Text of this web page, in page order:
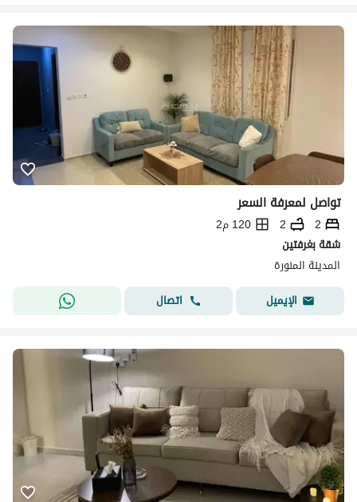
تواصل لمعرفة السعر
2
2
120 م2
شقة بغرفتين
المدينة المنورة
الإيميل
اتصال